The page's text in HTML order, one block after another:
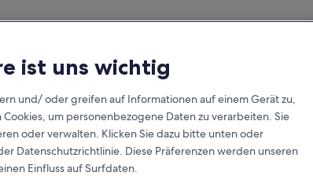
ist uns wichtig
und/ oder greifen auf Informationen auf einem Gerät zu,
um personenbezogene Daten zu verarbeiten. Sie
oder verwalten. Klicken Sie dazu bitte unten oder
Datenschutzrichtlinie. Diese Präferenzen werden unseren
Einfluss auf Surfdaten.